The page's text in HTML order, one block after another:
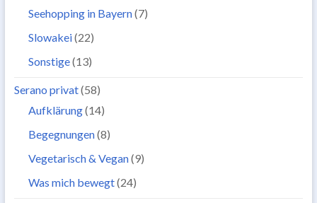
Seehopping in Bayern(7)
Slowakei(22)
Sonstige(13)
Serano privat(58)
Aufklärung(14)
Begegnungen(8)
Vegetarisch & Vegan(9)
Was mich bewegt(24)